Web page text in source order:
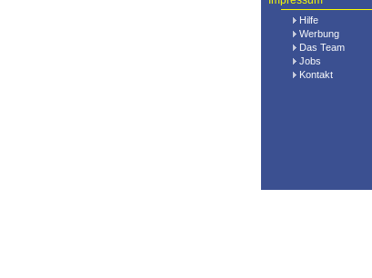
Hilfe
Werbung
Das Team
Jobs
Kontakt